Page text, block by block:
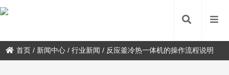
首页 / 新闻中心 /行业新闻 / 反应釜冷热一体机的操作流程说明